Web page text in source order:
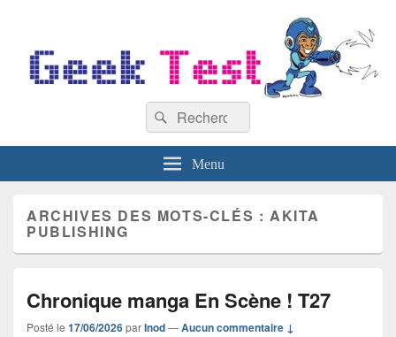
Recherche :
Rechercher
Menu
ARCHIVES DES MOTS-CLÉS :AKITA
PUBLISHING
Chronique manga En Scène ! T27
Posté le 17/06/2026parInod—Aucun commentaire ↓